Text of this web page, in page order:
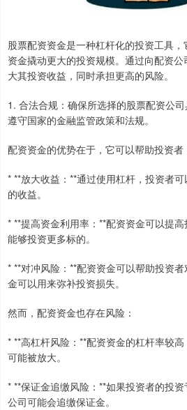
股票配资资金是一种杠杆化的投资工具
资金撬动更大的投资规模。通过向配资
大其投资收益，同时承担更高的风险。
1. 合法合规：确保所选择的股票配资公
遵守国家的金融监管政策和法规。
配资资金的优势在于，它可以帮助投资者
* **放大收益：**通过使用杠杆，投资者
的收益。
* **提高资金利用率：**配资资金可以提
能够投资更多标的。
* **对冲风险：**配资资金可以帮助投资
金可以用来弥补投资损失。
然而，配资资金也存在风险：
* **高杠杆风险：**配资资金的杠杆率较
可能被放大。
* **保证金追缴风险：**如果投资者的投
公司可能会追缴保证金。